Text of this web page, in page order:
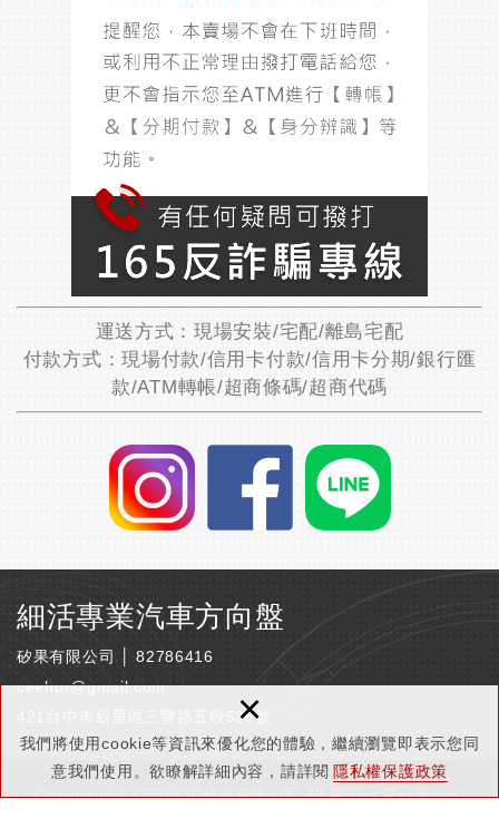
我們將使用cookie等資訊來優化您的體驗，繼續瀏覽即表示您同
意我們使用。欲瞭解詳細內容，請詳閱 隱私權保護政策
×
運送方式：現場安裝/宅配/離島宅配
付款方式：現場付款/信用卡付款/信用卡分期/銀行匯
款/ATM轉帳/超商條碼/超商代碼
細活專業汽車方向盤
矽果有限公司 │ 82786416
ceehor@gmail.com
421台中市后里區三豐路五段536號
Copyright © CEEHOR矽果有限公司 All Rights Reserved.